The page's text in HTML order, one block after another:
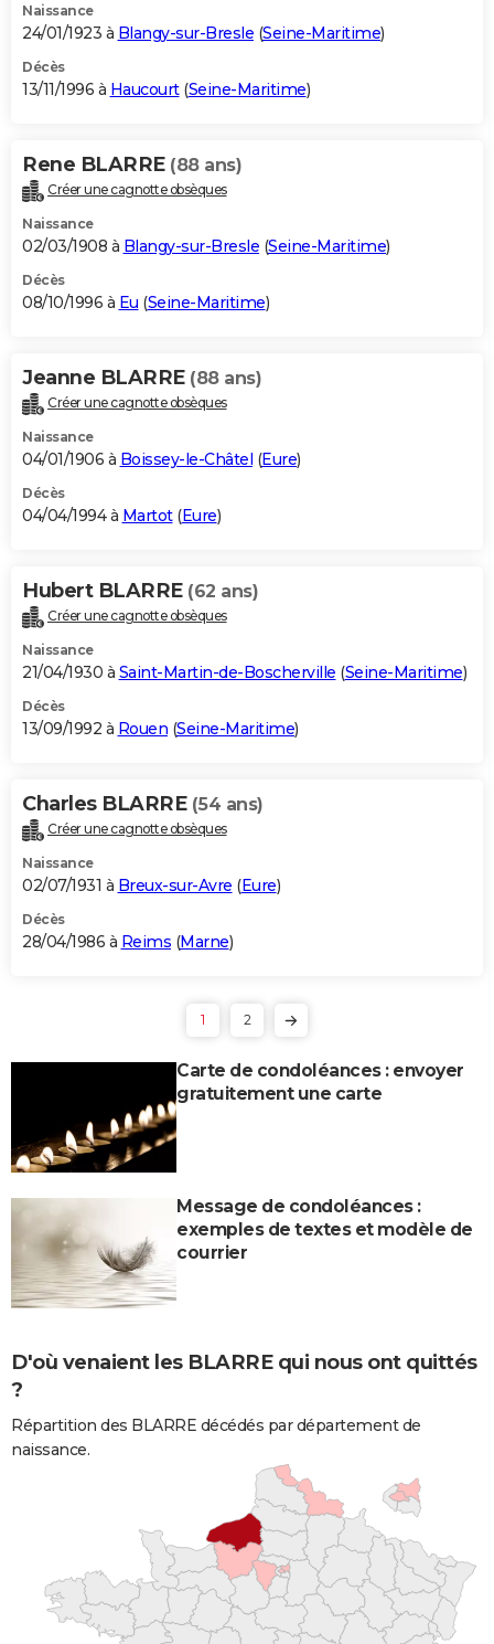
Naissance
24/01/1923 à Blangy-sur-Bresle (Seine-Maritime)
Décès
13/11/1996 à Haucourt(Seine-Maritime)
Rene BLARRE (88 ans)
Créer une cagnotte obsèques
Naissance
02/03/1908 à Blangy-sur-Bresle (Seine-Maritime)
Décès
08/10/1996 à Eu (Seine-Maritime)
Jeanne BLARRE (88 ans)
Créer une cagnotte obsèques
Naissance
04/01/1906 à Boissey-le-Châtel (Eure)
Décès
04/04/1994 à Martot(Eure)
Hubert BLARRE (62 ans)
Créer une cagnotte obsèques
Naissance
21/04/1930 à Saint-Martin-de-Boscherville (Seine-Maritime)
Décès
13/09/1992 à Rouen (Seine-Maritime)
Charles BLARRE (54 ans)
Créer une cagnotte obsèques
Naissance
02/07/1931 à Breux-sur-Avre (Eure)
Décès
28/04/1986 à Reims (Marne)
1 2
Carte de condoléances : envoyer
gratuitement une carte
Message de condoléances :
exemples de textes et modèle de
courrier
D'où venaient les BLARRE qui nous ont quittés
?
Répartition des BLARRE décédés par département de
naissance.